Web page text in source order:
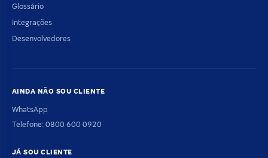
Glossário
Integrações
Desenvolvedores
AINDA NÃO SOU CLIENTE
WhatsApp
Telefone: 0800 600 0920
JÁ SOU CLIENTE